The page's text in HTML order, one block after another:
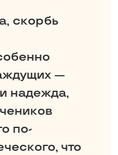
скорбь
—
надежда,
по-
что